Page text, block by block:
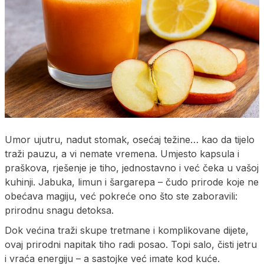
Umor ujutru, nadut stomak, osećaj težine… kao da tijelo
traži pauzu, a vi nemate vremena. Umjesto kapsula i
praškova, rješenje je tiho, jednostavno i već čeka u vašoj
kuhinji. Jabuka, limun i šargarepa – čudo prirode koje ne
obećava magiju, već pokreće ono što ste zaboravili:
prirodnu snagu detoksa.
Dok većina traži skupe tretmane i komplikovane dijete,
ovaj prirodni napitak tiho radi posao. Topi salo, čisti jetru
i vraća energiju – a sastojke već imate kod kuće.